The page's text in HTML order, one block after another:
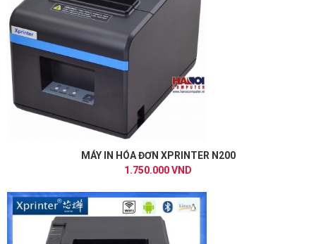
MÁY IN HÓA ĐƠN XPRINTER N200
1.750.000 VND